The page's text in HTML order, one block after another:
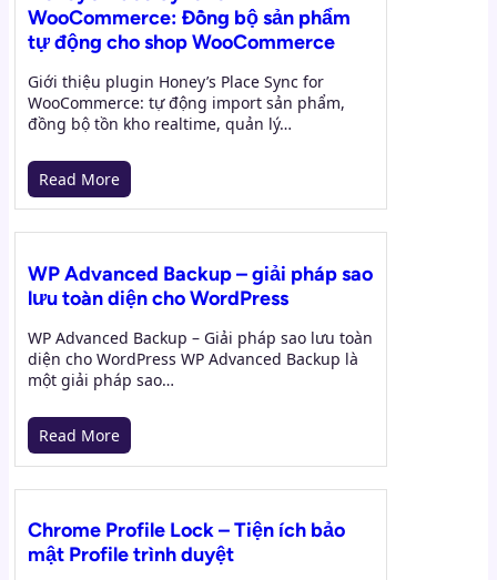
WooCommerce: Đồng bộ sản phẩm
tự động cho shop WooCommerce
Giới thiệu plugin Honey’s Place Sync for
WooCommerce: tự động import sản phẩm,
đồng bộ tồn kho realtime, quản lý…
Read More
WP Advanced Backup – giải pháp sao
lưu toàn diện cho WordPress
WP Advanced Backup – Giải pháp sao lưu toàn
diện cho WordPress WP Advanced Backup là
một giải pháp sao…
Read More
Chrome Profile Lock – Tiện ích bảo
mật Profile trình duyệt